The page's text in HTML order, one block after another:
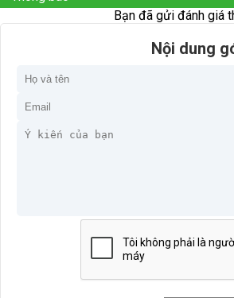
Bạn đã gửi đánh giá
Nội dung